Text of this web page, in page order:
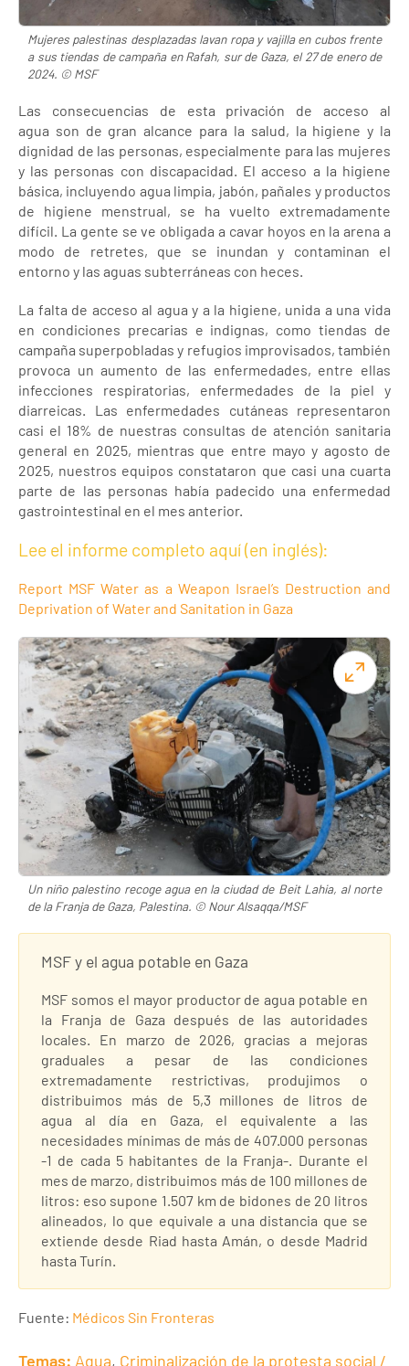
Mujeres palestinas desplazadas lavan ropa y vajilla en cubos frente
a sus tiendas de campaña en Rafah, sur de Gaza, el 27 de enero de
2024. © MSF
Las consecuencias de esta privación de acceso al
agua son de gran alcance para la salud, la higiene y la
dignidad de las personas, especialmente para las mujeres
y las personas con discapacidad. El acceso a la higiene
básica, incluyendo agua limpia, jabón, pañales y productos
de higiene menstrual, se ha vuelto extremadamente
difícil. La gente se ve obligada a cavar hoyos en la arena a
modo de retretes, que se inundan y contaminan el
entorno y las aguas subterráneas con heces.
La falta de acceso al agua y a la higiene, unida a una vida
en condiciones precarias e indignas, como tiendas de
campaña superpobladas y refugios improvisados, también
provoca un aumento de las enfermedades, entre ellas
infecciones respiratorias, enfermedades de la piel y
diarreicas. Las enfermedades cutáneas representaron
casi el 18% de nuestras consultas de atención sanitaria
general en 2025, mientras que entre mayo y agosto de
2025, nuestros equipos constataron que casi una cuarta
parte de las personas había padecido una enfermedad
gastrointestinal en el mes anterior.
Lee el informe completo aquí (en inglés):
Report MSF Water as a Weapon Israel’s Destruction and
Deprivation of Water and Sanitation in Gaza
Un niño palestino recoge agua en la ciudad de Beit Lahia, al norte
de la Franja de Gaza, Palestina. © Nour Alsaqqa/MSF
MSF y el agua potable en Gaza
MSF somos el mayor productor de agua potable en
la Franja de Gaza después de las autoridades
locales. En marzo de 2026, gracias a mejoras
graduales a pesar de las condiciones
extremadamente restrictivas, produjimos o
distribuimos más de 5,3 millones de litros de
agua al día en Gaza, el equivalente a las
necesidades mínimas de más de 407.000 personas
-1 de cada 5 habitantes de la Franja-. Durante el
mes de marzo, distribuimos más de 100 millones de
litros: eso supone 1.507 km de bidones de 20 litros
alineados, lo que equivale a una distancia que se
extiende desde Riad hasta Amán, o desde Madrid
hasta Turín.
Fuente: Médicos Sin Fronteras
Temas: Agua, Criminalización de la protesta social /